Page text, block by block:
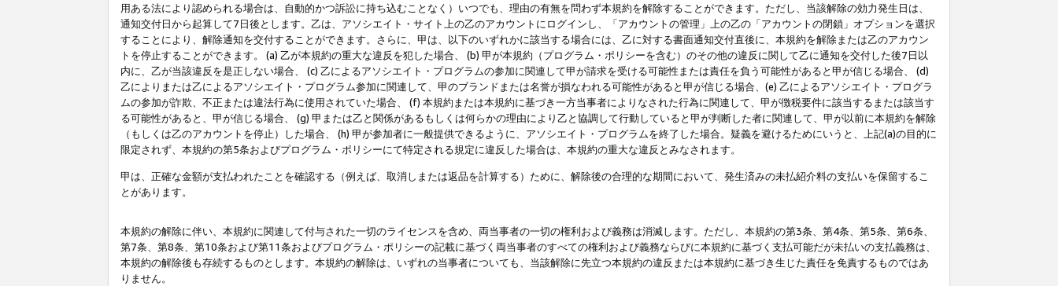
用ある法により認められる場合は、自動的かつ訴訟に持ち込むことなく）いつでも、理由の有無を問わず本規約を解除することができます。ただし、当該解除の効力発生日は、
通知交付日から起算して7日後とします。乙は、アソシエイト・サイト上の乙のアカウントにログインし、「アカウントの管理」上の乙の「アカウントの閉鎖」オプションを選択
することにより、解除通知を交付することができます。さらに、甲は、以下のいずれかに該当する場合には、乙に対する書面通知交付直後に、本規約を解除または乙のアカウン
トを停止することができます。 (a) 乙が本規約の重大な違反を犯した場合、 (b) 甲が本規約（プログラム・ポリシーを含む）のその他の違反に関して乙に通知を交付した後7日以
内に、乙が当該違反を是正しない場合、 (c) 乙によるアソシエイト・プログラムの参加に関連して甲が請求を受ける可能性または責任を負う可能性があると甲が信じる場合、 (d)
乙によりまたは乙によるアソシエイト・プログラム参加に関連して、甲のブランドまたは名誉が損なわれる可能性があると甲が信じる場合、(e) 乙によるアソシエイト・プログラ
ムの参加が詐欺、不正または違法行為に使用されていた場合、 (f) 本規約または本規約に基づき一方当事者によりなされた行為に関連して、甲が徴税要件に該当するまたは該当す
る可能性があると、甲が信じる場合、 (g) 甲または乙と関係があるもしくは何らかの理由により乙と協調して行動していると甲が判断した者に関連して、甲が以前に本規約を解除
（もしくは乙のアカウントを停止）した場合、 (h) 甲が参加者に一般提供できるように、アソシエイト・プログラムを終了した場合。疑義を避けるためにいうと、上記(a)の目的に
限定されず、本規約の第5条およびプログラム・ポリシーにて特定される規定に違反した場合は、本規約の重大な違反とみなされます。
甲は、正確な金額が支払われたことを確認する（例えば、取消しまたは返品を計算する）ために、解除後の合理的な期間において、発生済みの未払紹介料の支払いを保留するこ
とがあります。
本規約の解除に伴い、本規約に関連して付与された一切のライセンスを含め、両当事者の一切の権利および義務は消滅します。ただし、本規約の第3条、第4条、第5条、第6条、
第7条、第8条、第10条および第11条およびプログラム・ポリシーの記載に基づく両当事者のすべての権利および義務ならびに本規約に基づく支払可能だが未払いの支払義務は、
本規約の解除後も存続するものとします。本規約の解除は、いずれの当事者についても、当該解除に先立つ本規約の違反または本規約に基づき生じた責任を免責するものではあ
りません。